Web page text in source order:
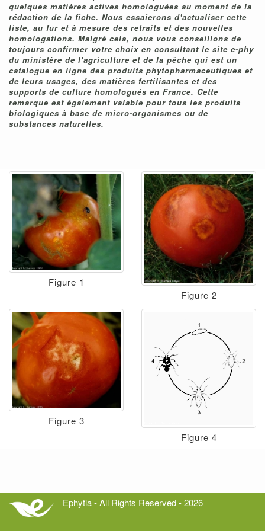
quelques matières actives homologuées au moment de la
rédaction de la fiche. Nous essaierons d'actualiser cette
liste, au fur et à mesure des retraits et des nouvelles
homologations. Malgré cela, nous vous conseillons de
toujours confirmer votre choix en consultant le site e-phy
du ministère de l'agriculture et de la pêche qui est un
catalogue en ligne des produits phytopharmaceutiques et
de leurs usages, des matières fertilisantes et des
supports de culture homologués en France. Cette
remarque est également valable pour tous les produits
biologiques à base de micro-organismes ou de
substances naturelles.
Figure 1
Figure 2
Figure 3
Figure 4
Ephytia - All Rights Reserved - 2026